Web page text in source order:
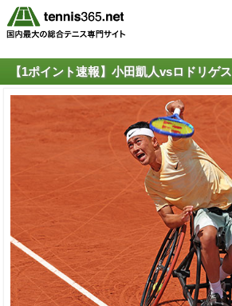
【1ポイント速報】小田凱人vsロドリゲス